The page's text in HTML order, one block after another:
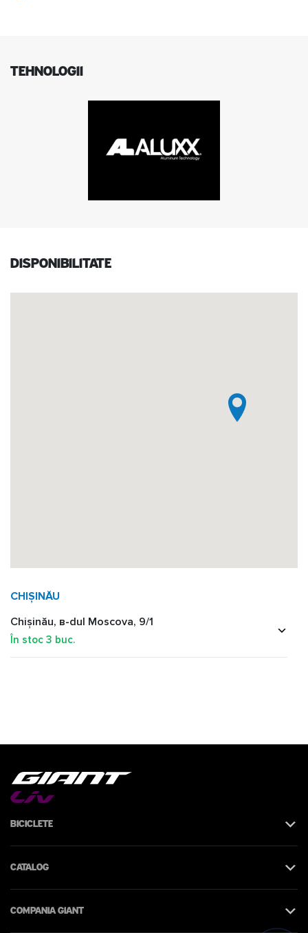
TEHNOLOGII
Disponibilitate
CHIȘINĂU
Chișinău, в-dul Moscova, 9/1
În stoc 3 buc.
Biciclete
Catalog
Compania Giant